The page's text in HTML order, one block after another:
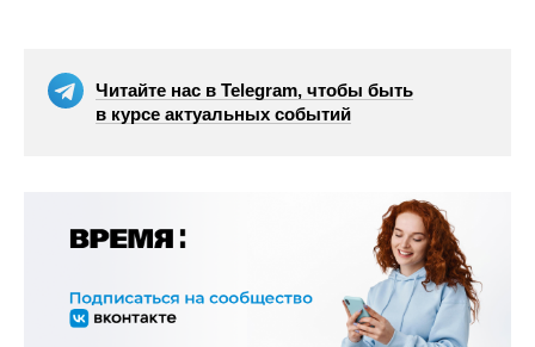
Читайте нас в Telegram, чтобы быть
в курсе актуальных событий